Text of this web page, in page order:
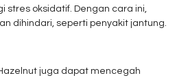
stres oksidatif. Dengan cara ini,
dihindari, seperti penyakit jantung.
juga dapat mencegah